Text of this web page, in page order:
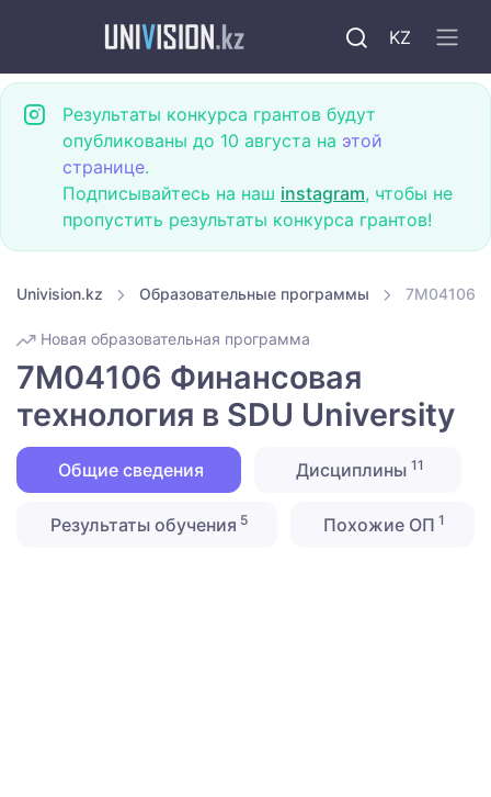
KZ
Результаты конкурса грантов будут
опубликованы до 10 августа на этой
странице.
Подписывайтесь на наш instagram, чтобы не
пропустить результаты конкурса грантов!
Univision.kz Образовательные программы 7M04106
Новая образовательная программа
7M04106 Финансовая
технология в SDU University
Общие сведения Дисциплины 11
Результаты обучения 5 Похожие ОП 1